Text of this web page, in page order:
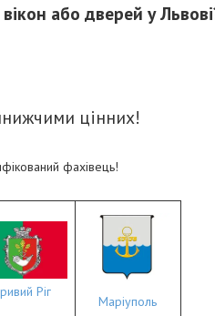
або дверей у
цінних!
фахівець!
Ріг
Маріуполь